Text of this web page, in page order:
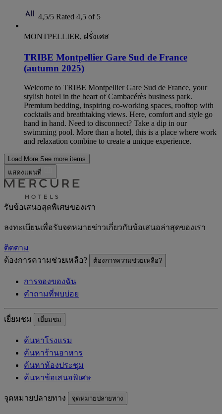
4,5/5 Rated 4,5 of 5
MONTPELLIER, ฝรั่งเศส
TRIBE Montpellier Gare Sud de France
(autumn 2025)
Welcome to TRIBE Montpellier Gare Sud de France, your
stylish hotel in the heart of Cambacérès business park.
Premium bedding, inspiring co-working spaces, rooftop with
cocktails and breathtaking views. Here, comfort and style go
hand in hand. Need to disconnect? Take a dip in our
swimming pool. More than a hotel, this is a place where work
and relaxation combine to create a unique experience.
Load More See more items
แสดงแผนที่
รับข้อเสนอสุดพิเศษของเรา
ลงทะเบียนเพื่อรับจดหมายข่าวเกี่ยวกับข้อเสนอล่าสุดของเรา
ติดตาม
ต้องการความช่วยเหลือ?
ต้องการความช่วยเหลือ?
การจองของฉัน
คำถามที่พบบ่อย
เยี่ยมชม เยี่ยมชม
ค้นหาโรงแรม
ค้นหาร้านอาหาร
ค้นหาห้องประชุม
ค้นหาข้อเสนอพิเศษ
จุดหมายปลายทาง จุดหมายปลายทาง